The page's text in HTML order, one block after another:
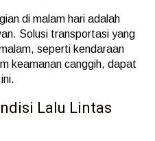
di malam hari adalah
Solusi transportasi yang
seperti kendaraan
keamanan canggih, dapat
Lalu Lintas